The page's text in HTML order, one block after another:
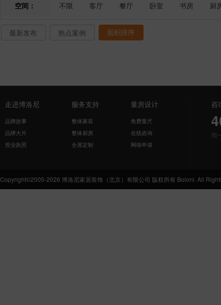
空间：
不限 客厅 餐厅 卧室 书房 厨
最新发布 热点案例 面积排序
走进博洛尼
品牌故事
品牌大片
营业执照
服务支持
整体家装
整体厨房
全屋定制
量房设计
免费量尺
在线咨询
网络申请
咨
周
Copyright©2005-2026 博洛尼家居装饰（北京）有限公司 版权所有 Boloni. All